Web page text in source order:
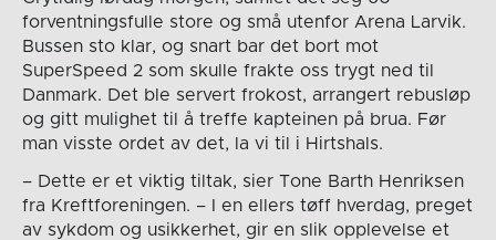
forventningsfulle store og små utenfor Arena Larvik.
Bussen sto klar, og snart bar det bort mot
SuperSpeed 2 som skulle frakte oss trygt ned til
Danmark. Det ble servert frokost, arrangert rebusløp
og gitt mulighet til å treffe kapteinen på brua. Før
man visste ordet av det, la vi til i Hirtshals.
– Dette er et viktig tiltak, sier Tone Barth Henriksen
fra Kreftforeningen. – I en ellers tøff hverdag, preget
av sykdom og usikkerhet, gir en slik opplevelse et